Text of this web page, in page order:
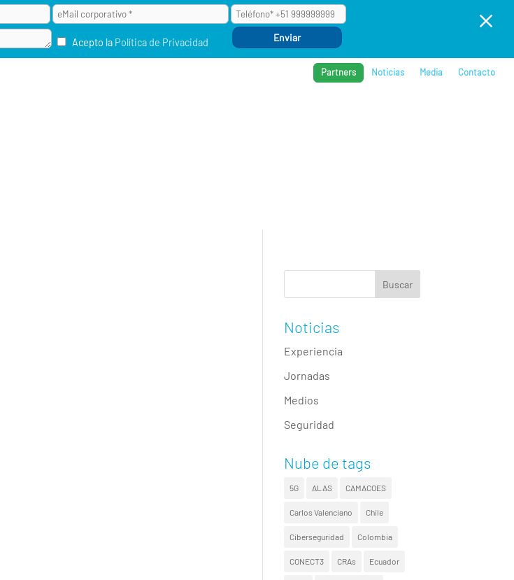
Acepto la Política de Privacidad
M
Partners Noticias Media Contacto
Noticias
Experiencia
Jornadas
Medios
Seguridad
Nube de tags
5G ALAS CAMACOES
Carlos Valenciano Chile
Ciberseguridad Colombia
CONECT3 CRAs Ecuador